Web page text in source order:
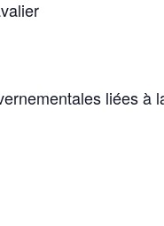
liées à